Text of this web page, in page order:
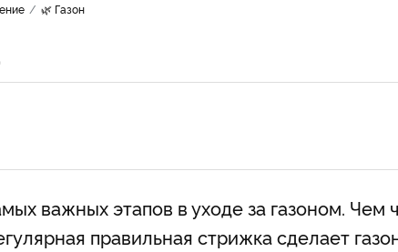
🌿 Газон
важных этапов в уходе за газоном. Чем
правильная стрижка сделает